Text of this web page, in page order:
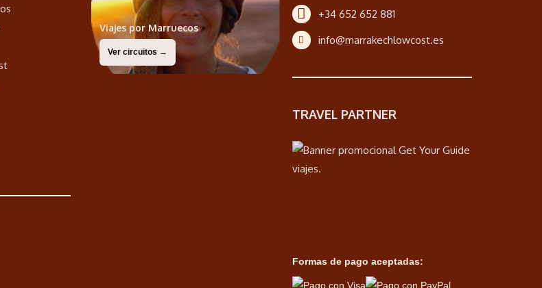
Viajes por Marruecos
Ver circuitos →
+34 652 652 881
info@marrakechlowcost.es
TRAVEL PARTNER
Formas de pago aceptadas: